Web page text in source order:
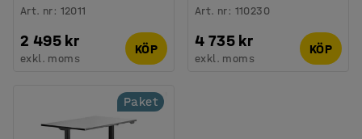
Art. nr: 12011
2 495 kr
exkl. moms
KÖP
Art. nr: 110230
4 735 kr
exkl. moms
KÖP
Paket